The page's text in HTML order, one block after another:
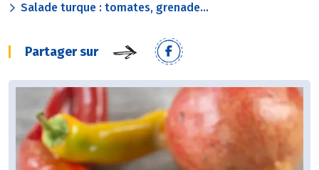
Salade turque : tomates, grenade...
Partager sur